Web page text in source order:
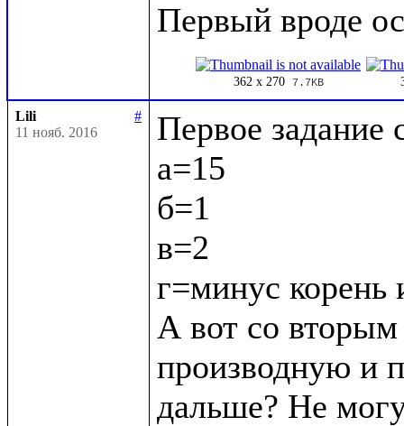
362 x 270 7.7KB
Lili
#
11 нояб. 2016
Первое задание
а=15
б=1
в=2
г=минус
А вот со
производную и
дальше? Не